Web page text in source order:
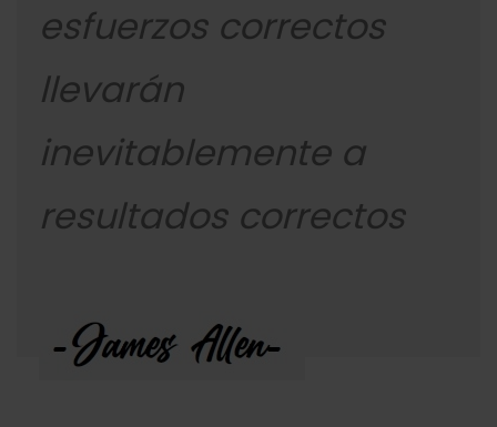
esfuerzos correctos
llevarán
inevitablemente a
resultados correctos